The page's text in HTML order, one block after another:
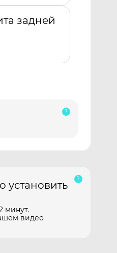
задней
установить
минут.
видео